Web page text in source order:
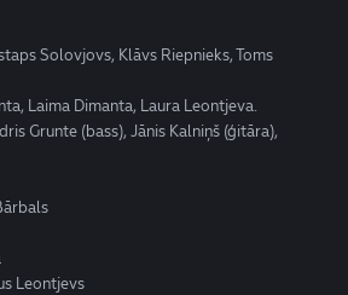
Solovjovs, Klāvs Riepnieks, Toms
Laima Dimanta, Laura Leontjeva.
Grunte (bass), Jānis Kalniņš (ģitāra),
Leontjevs